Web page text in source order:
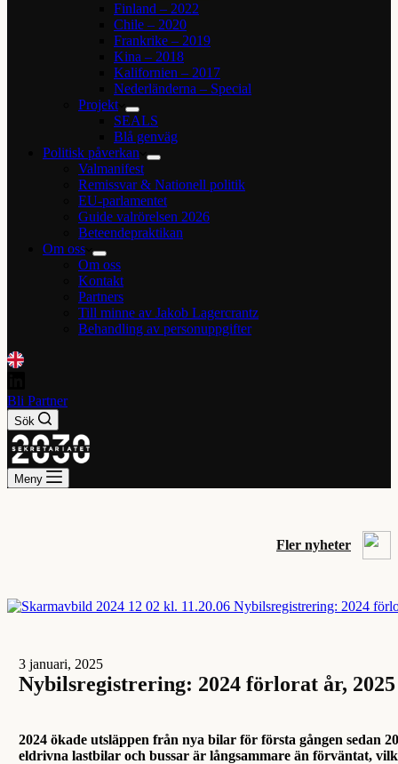
Finland – 2022
Chile – 2020
Frankrike – 2019
Kina – 2018
Kalifornien – 2017
Nederländerna – Special
Projekt
SEALS
Blå genväg
Politisk påverkan
Valmanifest
Remissvar & Nationell politik
EU-parlamentet
Guide valrörelsen 2026
Beteendepraktikan
Om oss
Om oss
Kontakt
Partners
Till minne av Jakob Lagercrantz
Behandling av personuppgifter
Bli Partner
Sök
Meny
Fler nyheter
3 januari, 2025
Nybilsregistrering: 2024 förlorat år,
2024 ökade utsläppen från nya bilar för första gången sedan
eldrivna lastbilar och bussar är långsammare än förväntat,